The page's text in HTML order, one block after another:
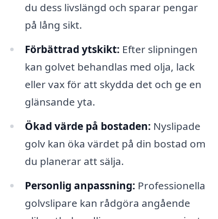
du dess livslängd och sparar pengar
på lång sikt.
Förbättrad ytskikt: Efter slipningen
kan golvet behandlas med olja, lack
eller vax för att skydda det och ge en
glänsande yta.
Ökad värde på bostaden: Nyslipade
golv kan öka värdet på din bostad om
du planerar att sälja.
Personlig anpassning: Professionella
golvslipare kan rådgöra angående